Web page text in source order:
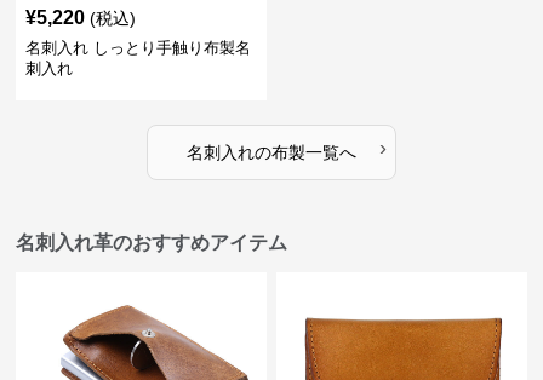
¥5,220 (税込)
名刺入れ しっとり手触り布製名
刺入れ
名刺入れの布製一覧へ ›
名刺入れ革のおすすめアイテム